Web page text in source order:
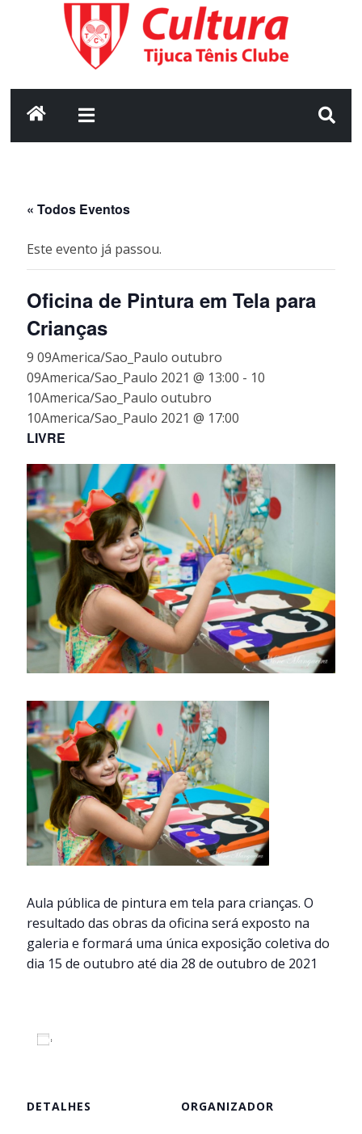
Cultura
•
Tênis
Clube
Seu
portal
cultura
clube.
Teatro,
dança,
eventos
culturais.
« Todos Eventos
Este evento já passou.
Oficina de Pintura em Tela para
Crianças
9 09America/Sao_Paulo outubro
09America/Sao_Paulo 2021 @ 13:00 - 10
10America/Sao_Paulo outubro
10America/Sao_Paulo 2021 @ 17:00
LIVRE
Aula pública de pintura em tela para crianças. O
resultado das obras da oficina será exposto na
galeria e formará uma única exposição coletiva do
dia 15 de outubro até dia 28 de outubro de 2021
DETALHES ORGANIZADOR